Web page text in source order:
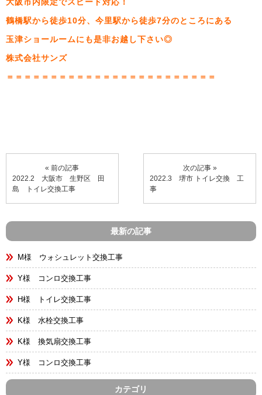
鶴橋駅から徒歩10分、今里駅から徒歩7分のところにある
玉津ショールームにも是非お越し下さい◎
株式会社サンズ
＝＝＝＝＝＝＝＝＝＝＝＝＝＝＝＝＝＝＝＝＝＝＝＝
« 前の記事
2022.2 大阪市 生野区 田
島 トイレ交換工事
次の記事 »
2022.3 堺市 トイレ交換 工
事
最新の記事
M様 ウォシュレット交換工事
Y様 コンロ交換工事
H様 トイレ交換工事
K様 水栓交換工事
K様 換気扇交換工事
Y様 コンロ交換工事
カテゴリ